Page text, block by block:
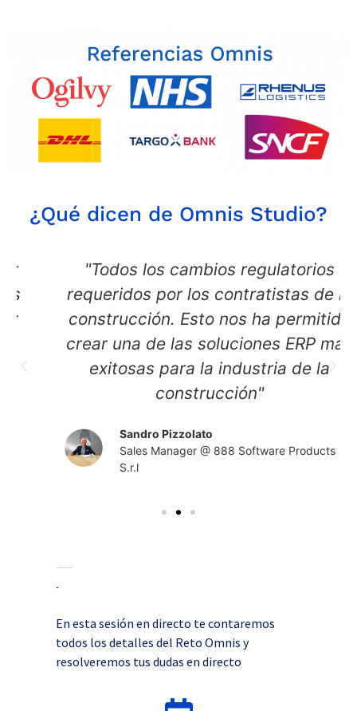
¿Qué dicen de Omnis Studio?
"Todos los cambios regulatorios
requeridos por los contratistas de la
construcción. Esto nos ha permitido
crear una de las soluciones ERP más
exitosas para la industria de la
construcción"
Sandro Pizzolato
Sales Manager @ 888 Software Products
S.r.l
En esta sesión en directo te contaremos
todos los detalles del Reto Omnis y
resolveremos tus dudas en directo